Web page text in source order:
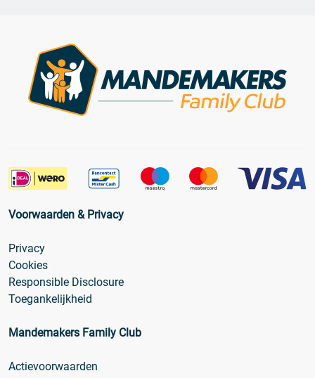
Voorwaarden & Privacy
Privacy
Cookies
Responsible Disclosure
Toegankelijkheid
Mandemakers Family Club
Actievoorwaarden